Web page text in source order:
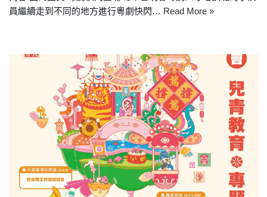
員繼續走到不同的地方進行粵劇快閃… Read More »